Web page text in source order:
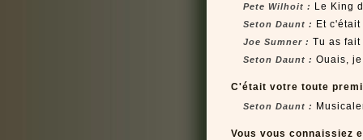
Pete Wilhoit : Le King
Seton Daunt : Et
Joe Sumner : Tu as
Seton Daunt : Ouais,
C'était votre toute
Seton Daunt :
Vous vous connaissiez